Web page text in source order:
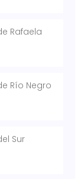
Rafaela
Río Negro
Sur